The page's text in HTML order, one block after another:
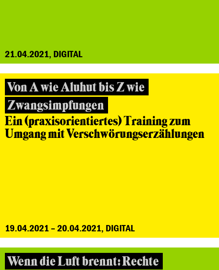
21.04.2021, DIGITAL
Von A wie Aluhut bis Z wie
Zwangsimpfungen
Ein (praxisorientiertes) Training zum
Umgang mit Verschwörungserzählungen
19.04.2021 – 20.04.2021, DIGITAL
Wenn die Luft brennt: Rechte